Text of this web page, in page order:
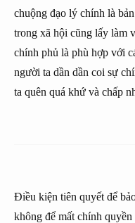
chuộng đạo lý chính là
trong xã hội cũng lấy làm
chính phủ là phù hợp với
người ta dần dần coi sự
ta quên quá khứ và chấp
Điều kiện tiên quyết để
không để mất chính